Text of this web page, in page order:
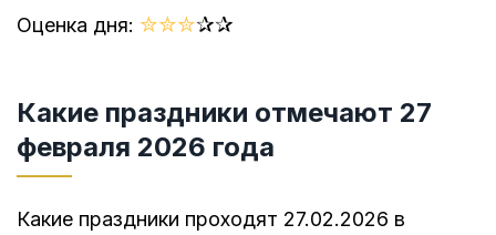
Оценка дня: ✮✮✮✰✰
Какие праздники отмечают 27
февраля 2026 года
Какие праздники проходят 27.02.2026 в